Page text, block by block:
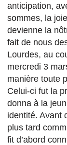
anticipation,
sommes, la
devienne la
fait de nous
Lourdes, au
mercredi 3
manière toute
Celui-ci fut la
donna à la
identité. Avant
plus tard
fit d’abord